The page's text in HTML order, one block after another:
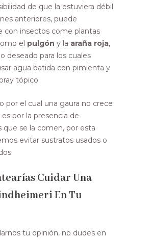
de que la estuviera débil
anteriores, puede
con insectos come plantas
el pulgón y la araña roja,
deseado para los cuales
agua batida con pimienta y
tópico
por el cual una gaura no crece
por la presencia de
que se la comen, por esta
evitar sustratos usados o
Cuidar Una
En Tu
tu opinión, no dudes en